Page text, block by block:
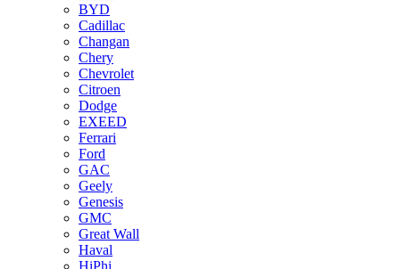
BYD
Cadillac
Changan
Chery
Chevrolet
Citroen
Dodge
EXEED
Ferrari
Ford
GAC
Geely
Genesis
GMC
Great Wall
Haval
HiPhi